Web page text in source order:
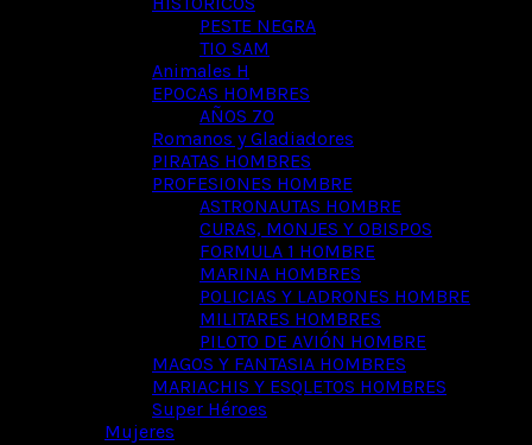
PESTE NEGRA
TIO SAM
Animales H
EPOCAS HOMBRES
AÑOS 70
Romanos y Gladiadores
PIRATAS HOMBRES
PROFESIONES HOMBRE
ASTRONAUTAS HOMBRE
CURAS, MONJES Y OBISPOS
FORMULA 1 HOMBRE
MARINA HOMBRES
POLICIAS Y LADRONES HOMBRE
MILITARES HOMBRES
PILOTO DE AVIÓN HOMBRE
MAGOS Y FANTASIA HOMBRES
MARIACHIS Y ESQLETOS HOMBRES
Super Héroes
Mujeres